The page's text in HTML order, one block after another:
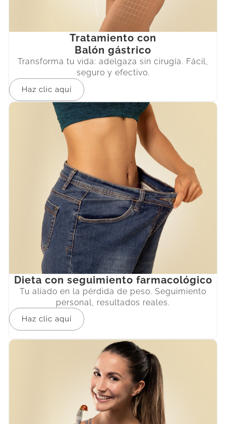
Tratamiento con
Balón gástrico
Transforma tu vida: adelgaza sin cirugía. Fácil,
seguro y efectivo.
Haz clic aquí
Dieta con seguimiento farmacológico
Tu aliado en la pérdida de peso. Seguimiento
personal, resultados reales.
Haz clic aquí